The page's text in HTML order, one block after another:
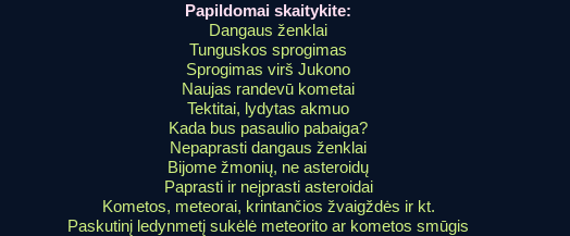
Papildomai skaitykite:
Dangaus ženklai
Tunguskos sprogimas
Sprogimas virš Jukono
Naujas randevū kometai
Tektitai, lydytas akmuo
Kada bus pasaulio pabaiga?
Nepaprasti dangaus ženklai
Bijome žmonių, ne asteroidų
Paprasti ir neįprasti asteroidai
Kometos, meteorai, krintančios žvaigždės ir kt.
Paskutinį ledynmetį sukėlė meteorito ar kometos smūgis